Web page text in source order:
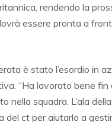
rendendo la
essere pronta a
è stato l’esordio in
“Ha lavorato bene
nella squadra. L’ala della
ct per aiutarlo a